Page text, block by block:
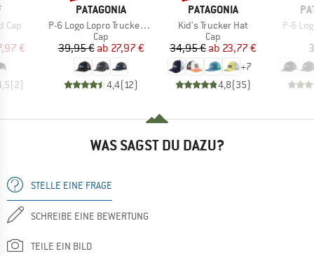
Cap
Preis
€
(2)
MARKE
PATAGONIA
Artikel
P-6 Logo Lopro Trucker Hat
Produktgruppe
Cap
Preis
39,95 € reduzierter Preis
ab 27,97 €
4,4(12)
MARKE
PATAGONIA
Artikel
Kid's Trucker Hat
Produktgruppe
Cap
Preis
34,95 € reduzierter Preis
ab 23,77 €
+7
4,8(35)
Artikel
P-6
WAS SAGST DU DAZU?
STELLE EINE FRAGE
SCHREIBE EINE BEWERTUNG
TEILE EIN BILD